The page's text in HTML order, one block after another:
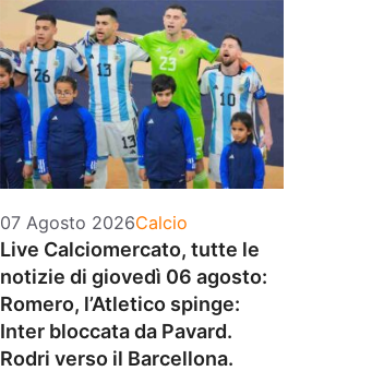
07 Agosto 2026Categorie
Calcio
Live Calciomercato, tutte le
notizie di giovedì 06 agosto:
Romero, l’Atletico spinge:
Inter bloccata da Pavard.
Rodri verso il Barcellona.